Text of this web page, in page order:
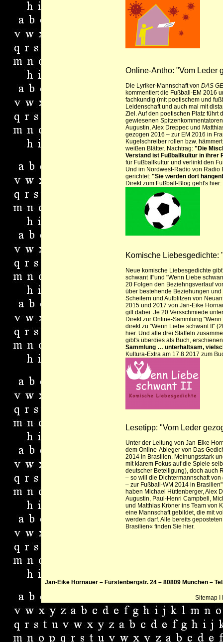
Online-Antho: "Vom Leder
Die Lyriker-Mannschaft von DAS
kommentiert die Fußball-EM 2016
fachkundig (mit poetischem und
Leidenschaft und auch mal mit
Ziel. Auf den poetischen Platz führt
gewiesenen
Augustin,Alex Dreppecund
gezogen 2016 – zur EM 2016 in
Kugelschreiber rollen bzw.
weißen Blätter. Nachtrag: "Die
Verstand ist Fußballkultur in ihrer
für Fußballkultur und verlinkt den
Und im Nordwest-Radio von Radio
gerichtet:"Sie werden dort
Direkt zum Fußball-Blog geht's hier:
Komische Liebesgedichte:
Neue komische Liebesgedichte
schwant II"und "Wenn Liebe
20 Folgen den Beziehngsverlauf
über bestehende Beziehungen
Scheitern und Aufblitzen von
2015 und 2017 von Jan-Eike
gilt dabei: Je 20 Versschmiede
Direkt zur Online-Sammlung
direkt zu "Wenn Liebe schwant II"
hier. Und alle drei Staffeln
gibt's überdies als Buch,
Sammlung … unterhaltsam,
Kultura-Extra am 17.8.2017 zum
Lesetipp: "Vom Leder
Unter der Leitung von Jan-Eike
dem Online-Ableger von Das
2014 in Brasilien. Meinungsstark
mit klarem Fokus auf die Spiele
deutscher Beteiligung), doch auch
– so will die Dichtermannschaft von
– zur Fußball-WM 2014 in Brasilien"
haben Michael Hüttenberger, Alex
Augustin, Paul-Henri Campbell,
und Matthias Kröner ins Team von
eine Mannschaft gebildet, die mit
werden darf.Alle bereits
Brasilien« finden Sie hier.
Jan-Eike Hornauer – Fürstenbergstr. 24 – 80809 München –
SitemapI